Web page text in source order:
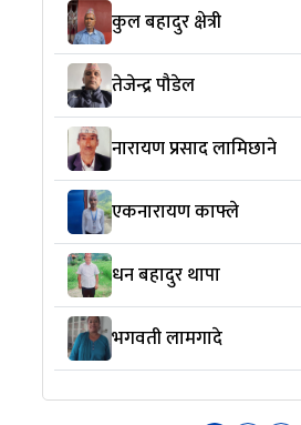
कुल बहादुर क्षेत्री
तेजेन्द्र पौडेल
नारायण प्रसाद लामिछाने
एकनारायण काफ्ले
धन बहादुर थापा
भगवती लामगादे